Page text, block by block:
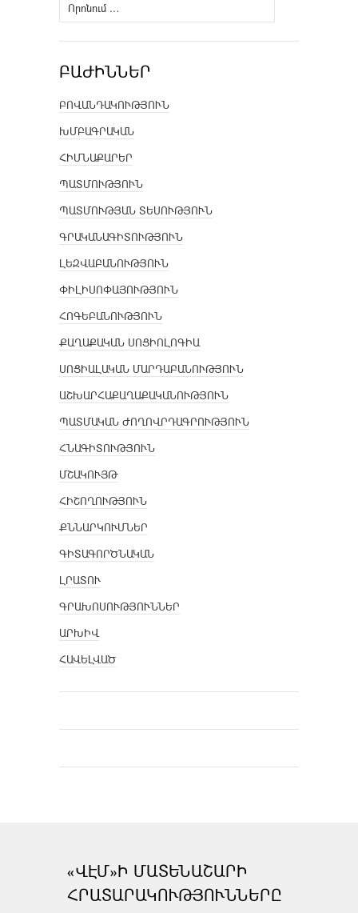
ԲԱԺԻՆՆԵՐ
ԲՈՎԱՆԴԱԿՈՒԹՅՈՒՆ
ԽՄԲԱԳՐԱԿԱՆ
ՀԻՄՆԱՔԱՐԵՐ
ՊԱՏՄՈՒԹՅՈՒՆ
ՊԱՏՄՈՒԹՅԱՆ ՏԵՍՈՒԹՅՈՒՆ
ԳՐԱԿԱՆԱԳԻՏՈՒԹՅՈՒՆ
ԼԵԶՎԱԲԱՆՈՒԹՅՈՒՆ
ՓԻԼԻՍՈՓԱՅՈՒԹՅՈՒՆ
ՀՈԳԵԲԱՆՈՒԹՅՈՒՆ
ՔԱՂԱՔԱԿԱՆ ՍՈՑԻՈԼՈԳԻԱ
ՍՈՑԻԱԼԱԿԱՆ ՄԱՐԴԱԲԱՆՈՒԹՅՈՒՆ
ԱՇԽԱՐՀԱՔԱՂԱՔԱԿԱՆՈՒԹՅՈՒՆ
ՊԱՏՄԱԿԱՆ ԺՈՂՈՎՐԴԱԳՐՈՒԹՅՈՒՆ
ՀՆԱԳԻՏՈՒԹՅՈՒՆ
ՄՇԱԿՈՒՅԹ
ՀԻՇՈՂՈՒԹՅՈՒՆ
ՔՆՆԱՐԿՈՒՄՆԵՐ
ԳԻՏԱԳՈՐԾՆԱԿԱՆ
ԼՐԱՏՈՒ
ԳՐԱԽՈՍՈՒԹՅՈՒՆՆԵՐ
ԱՐԽԻՎ
ՀԱՎԵԼՎԱԾ
«ՎԷՄ»Ի ՄԱՏԵՆԱՇԱՐԻ
ՀՐԱՏԱՐԱԿՈՒԹՅՈՒՆՆԵՐԸ